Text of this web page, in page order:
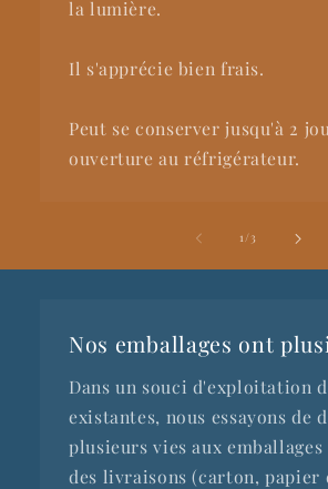
la lumière.
Il s'apprécie bien frais.
Peut se conserver jusqu'à 2
ouverture au réfrigérateur.
1/de
3
Nos emballages ont
Dans un souci d'exploitation
existantes, nous essayons de
plusieurs vies aux
des livraisons (carton, papier